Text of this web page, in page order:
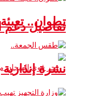
تفاصيل دعم
تطوان..
نشرة إنذارية